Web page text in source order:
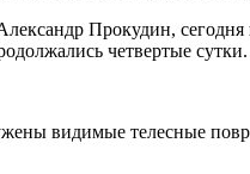
Прокудин, сегодня
четвертые сутки.
видимые телесные